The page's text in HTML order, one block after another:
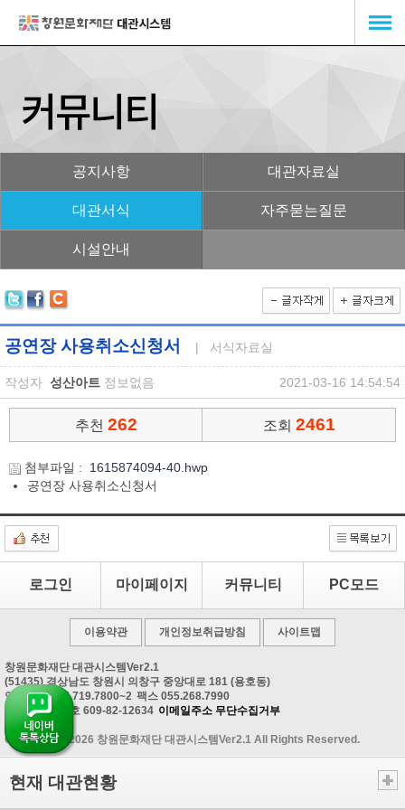
공지사항 대관자료실
대관서식 자주묻는질문
시설안내
공연장 사용취소신청서 | 서식자료실
작성자 성산아트 정보없음 2021-03-16 14:54:54
추천 262 조회 2461
첨부파일 : 1615874094-40.hwp
공연장 사용취소신청서
로그인 마이페이지 커뮤니티 PC모드
이용약관 개인정보취급방침 사이트맵
창원문화재단 대관시스템Ver2.1
(51435) 경상남도 창원시 의창구 중앙대로 181 (용호동)
안내문의 055.719.7800~2 팩스 055.268.7990
사업자등록번호 609-82-12634 이메일주소 무단수집거부
Copyrightⓒ 2026 창원문화재단 대관시스템Ver2.1 All Rights Reserved.
현재 대관현황